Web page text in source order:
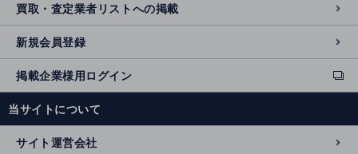
買取・査定業者リストへの掲載
新規会員登録
掲載企業様用ログイン
ext
e
n
al
当サイトについて
サイト運営会社